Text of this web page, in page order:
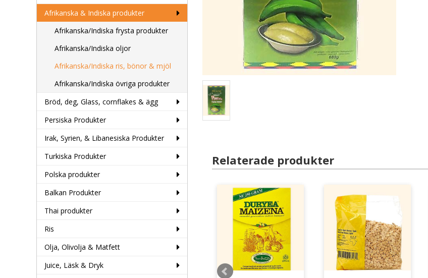
Afrikanska & Indiska produkter
Afrikanska/Indiska frysta produkter
Afrikanska/Indiska oljor
Afrikanska/Indiska ris, bönor & mjöl
Afrikanska/Indiska övriga produkter
Bröd, deg, Glass, cornflakes & ägg
Persiska Produkter
Irak, Syrien, & Libanesiska Produkter
Turkiska Produkter
Polska produkter
Balkan Produkter
Thai produkter
Ris
Olja, Olivolja & Matfett
Juice, Läsk & Dryk
Relaterade produkter